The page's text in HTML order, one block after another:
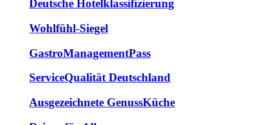
Deutsche Hotelklassifizierung
Wohlfühl-Siegel
GastroManagementPass
ServiceQualität Deutschland
Ausgezeichnete GenussKüche